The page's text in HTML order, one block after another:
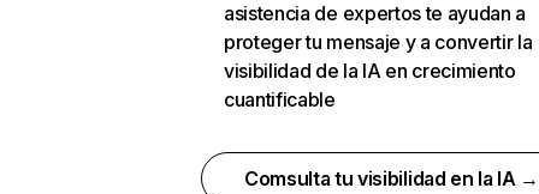
asistencia de expertos te ayudan a
proteger tu mensaje y a convertir la
visibilidad de la IA en crecimiento
cuantificable
Comsulta tu visibilidad en la IA →